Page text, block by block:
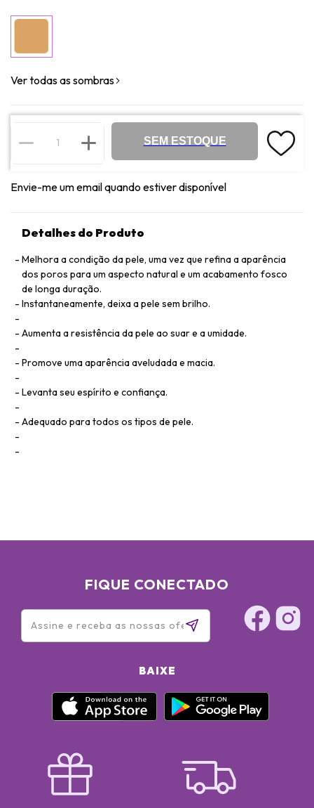
Ver todas as sombras
SEM ESTOQUE
Envie-me um email quando estiver disponível
Detalhes do Produto
Melhora a condição da pele, uma vez que refina a aparência
dos poros para um aspecto natural e um acabamento fosco
de longa duração.
Instantaneamente, deixa a pele sem brilho.
Aumenta a resistência da pele ao suar e a umidade.
Promove uma aparência aveludada e macia.
Levanta seu espírito e confiança.
Adequado para todos os tipos de pele.
FIQUE CONECTADO
BAIXE